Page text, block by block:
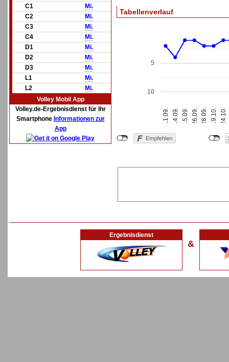
C1
Mi.
C2
Mi.
C3
Mi.
C4
Mi.
D1
Mi.
D2
Mi.
D3
Mi.
L1
Mi.
L2
Mi.
Volley Mobil App
Volley.de-Ergebnisdienst für Ihr
Smartphone Informationen zur
App
Tabellenverlauf
11.09. 14.09. 15.09. 26.09. 28.09. 19.10. 24.10.
5
10
Ergebnisdienst
&